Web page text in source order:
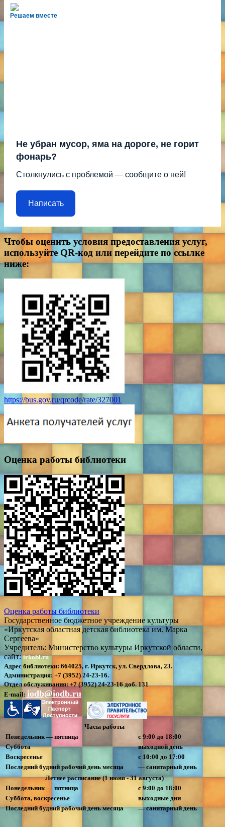
Решаем вместе
Не убран мусор, яма на дороге, не горит
фонарь?
Столкнулись с проблемой — сообщите о ней!
Написать
Чтобы оценить условия предоставления услуг,
используйте QR-код или перейдите по ссылке
ниже:
https://bus.gov.ru/qrcode/rate/327001
Оценка работы библиотеки
Оценка работы библиотеки
Государственное бюджетное учреждение культуры
«Иркутская областная детская библиотека им. Марка
Сергеева»
Учредитель: Министерство культуры Иркутской области,
сайт:irkobl.ru
Адрес библиотеки: 664025, г. Иркутск, ул. Свердлова, 23.
Администрация: +7 (3952) 24-23-16.
Отдел обслуживания:+7 (3952) 24-23-16 доб. 131
E-mail: iodb@iodb.ru
Часы работы
Понедельник — пятница
с 9:00 до 18:00
Суббота
выходной день
Воскресенье
с 10:00 до 17:00
Последний будний рабочий день месяца
— санитарный день
Летнее расписание (1 июня - 31 августа)
Понедельник — пятница
с 9:00 до 18:00
Суббота, воскресенье
выходные дни
Последний будний рабочий день месяца
— санитарный день